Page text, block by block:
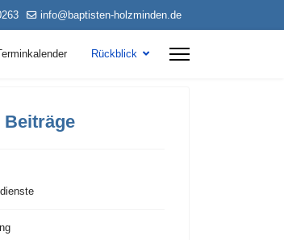
info@baptisten-holzminden.de
Rückblick
Beiträge